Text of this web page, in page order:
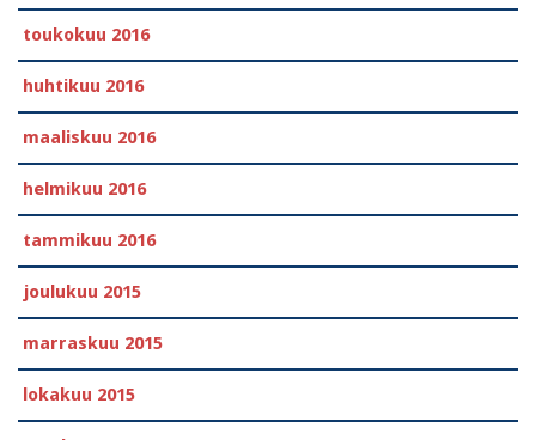
toukokuu 2016
huhtikuu 2016
maaliskuu 2016
helmikuu 2016
tammikuu 2016
joulukuu 2015
marraskuu 2015
lokakuu 2015